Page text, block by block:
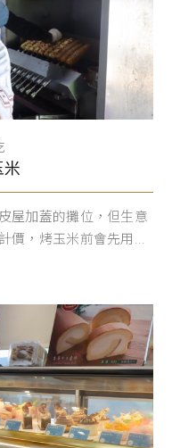
米
屋加蓋的攤位，但生意
價，烤玉米前會先用...